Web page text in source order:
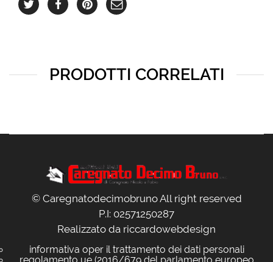
PRODOTTI CORRELATI
© Caregnatodecimobruno All right reserved
P.I: 02571250287
Realizzato da riccardowebdesign
informativa oper il trattamento dei dati personali